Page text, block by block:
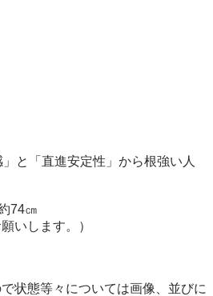
と「直進安定性」から根強い人
74㎝
いします。）
状態等々については画像、並びに